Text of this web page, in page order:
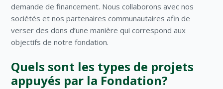
demande de financement. Nous collaborons avec nos
sociétés et nos partenaires communautaires afin de
verser des dons d’une manière qui correspond aux
objectifs de notre fondation.
Quels sont les types de projets
appuyés par la Fondation?